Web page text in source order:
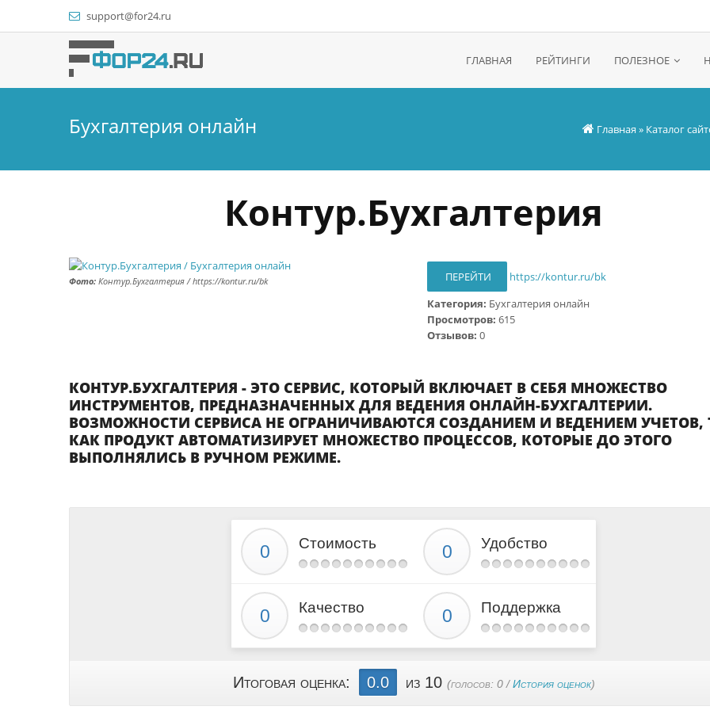
support@for24.ru
ГЛАВНАЯ РЕЙТИНГИ ПОЛЕЗНОЕ
Бухгалтерия онлайн Главная » Каталог
Контур.Бухгалтерия
Фото: Контур.Бухгалтерия / https://kontur.ru/bk ПЕРЕЙТИ
https://kontur.ru/bk
Категория: Бухгалтерия онлайн
Просмотров: 615
Отзывов: 0
КОНТУР.БУХГАЛТЕРИЯ - ЭТО СЕРВИС, КОТОРЫЙ ВКЛЮЧАЕТ В СЕБЯ МНОЖЕСТВО
ИНСТРУМЕНТОВ, ПРЕДНАЗНАЧЕННЫХ ДЛЯ ВЕДЕНИЯ ОНЛАЙН-БУХГАЛТЕРИИ.
ВОЗМОЖНОСТИ СЕРВИСА НЕ ОГРАНИЧИВАЮТСЯ СОЗДАНИЕМ И ВЕДЕНИЕМ УЧЕТОВ,
КАК ПРОДУКТ АВТОМАТИЗИРУЕТ МНОЖЕСТВО ПРОЦЕССОВ, КОТОРЫЕ ДО ЭТОГО
ВЫПОЛНЯЛИСЬ В РУЧНОМ РЕЖИМЕ.
Стоимость Удобство
Качество Поддержка
Итоговая оценка: 0.0 из 10 (голосов: 0/История оценок)